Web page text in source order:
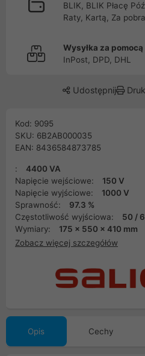
BLIK, BLIK Płacę
Raty, Kartą, Za
Wysyłka za pomocą
InPost, DPD, DHL
Udostępnij
Kod: 9095
SKU: 6B2AB000035
EAN: 8436584873785
:
4400 VA
Napięcie wejściowe:
150 V
Napięcie wyjściowe:
1000 V
Sprawność:
97.3 %
Częstotliwość wyjściowa:
50 /
Wymiary:
175 x 550 x 410 mm
Zobacz więcej szczegółów
Opis Cechy